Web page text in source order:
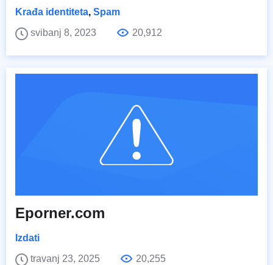
Krađa identiteta, Spam
svibanj 8, 2023
20,912
Eporner.com
Izdati
travanj 23, 2025
20,255